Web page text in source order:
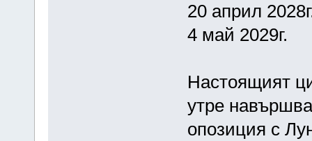
20 април
4 май 2029г.
Настоящият
утре
опозиция с